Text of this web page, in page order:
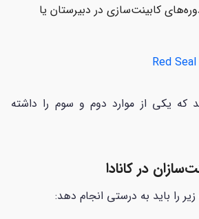
کابینت‌سازی در دبیرستان یا
که یکی از موارد دوم و سوم را داشته
در کانادا
را باید به درستی انجام دهد: